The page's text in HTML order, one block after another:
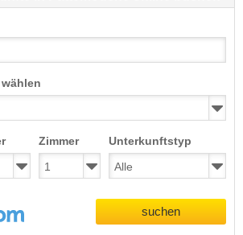
Zimmer Unterkunftstyp
suchen